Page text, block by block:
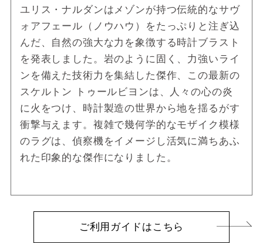
ユリス・ナルダンはメゾンが持つ伝統的なサヴ
ォアフェール（ノウハウ）をたっぷりと注ぎ込
んだ、自然の強大な力を象徴する時計ブラスト
を発表しました。岩のように固く、力強いライ
ンを備えた技術力を集結した傑作、この最新の
スケルトン トゥールビヨンは、人々の心の炎
に火をつけ、時計製造の世界から地を揺るがす
衝撃与えます。複雑で幾何学的なモザイク模様
のラグは、偵察機をイメージし活気に満ちあふ
れた印象的な傑作になりました。
ご利用ガイドはこちら